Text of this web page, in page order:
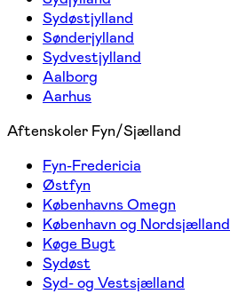
Sydøstjylland
Sønderjylland
Sydvestjylland
Aalborg
Aarhus
Aftenskoler Fyn/Sjælland
Fyn-Fredericia
Østfyn
Københavns Omegn
København og Nordsjælland
Køge Bugt
Sydøst
Syd- og Vestsjælland